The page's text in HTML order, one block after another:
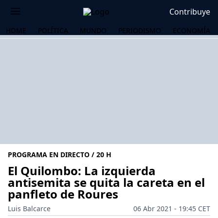
Contribuye
HOME POLÍTICA MUNDO PERIODISMO ECONOMÍA
PROGRAMA EN DIRECTO / 20 H
El Quilombo: La izquierda
antisemita se quita la careta en el
panfleto de Roures
Luis Balcarce
06 Abr 2021 - 19:45 CET